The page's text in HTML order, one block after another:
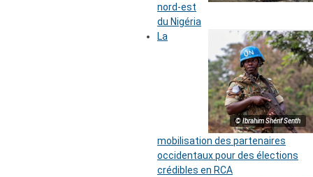
nord-est
du Nigéria
© Ibrahim Shérif Senth
La
mobilisation des partenaires
occidentaux pour des élections
crédibles en RCA